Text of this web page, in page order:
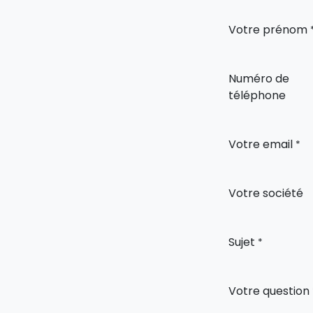
Votre prénom
Numéro de
téléphone
Votre email *
Votre société
Sujet *
Votre question